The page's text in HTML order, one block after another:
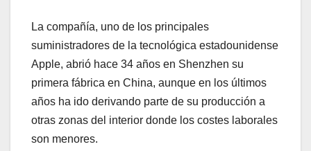
La compañía, uno de los principales
suministradores de la tecnológica estadounidense
Apple, abrió hace 34 años en Shenzhen su
primera fábrica en China, aunque en los últimos
años ha ido derivando parte de su producción a
otras zonas del interior donde los costes laborales
son menores.